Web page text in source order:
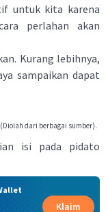
untuk kita karena
perlahan akan
Kurang lebihnya,
sampaikan dapat
(Diolah dari berbagai sumber).
isi pada pidato
Klaim